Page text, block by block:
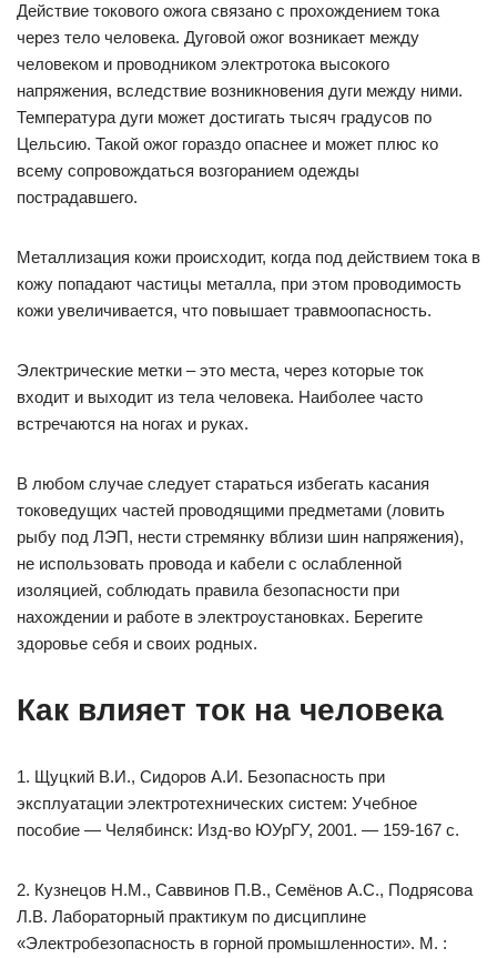
Действие токового ожога связано с прохождением тока
через тело человека. Дуговой ожог возникает между
человеком и проводником электротока высокого
напряжения, вследствие возникновения дуги между ними.
Температура дуги может достигать тысяч градусов по
Цельсию. Такой ожог гораздо опаснее и может плюс ко
всему сопровождаться возгоранием одежды
пострадавшего.
Металлизация кожи происходит, когда под действием тока в
кожу попадают частицы металла, при этом проводимость
кожи увеличивается, что повышает травмоопасность.
Электрические метки – это места, через которые ток
входит и выходит из тела человека. Наиболее часто
встречаются на ногах и руках.
В любом случае следует стараться избегать касания
токоведущих частей проводящими предметами (ловить
рыбу под ЛЭП, нести стремянку вблизи шин напряжения),
не использовать провода и кабели с ослабленной
изоляцией, соблюдать правила безопасности при
нахождении и работе в электроустановках. Берегите
здоровье себя и своих родных.
Как влияет ток на человека
1. Щуцкий В.И., Сидоров А.И. Безопасность при
эксплуатации электротехнических систем: Учебное
пособие — Челябинск: Изд-во ЮУрГУ, 2001. — 159-167 с.
2. Кузнецов Н.М., Саввинов П.В., Семёнов А.С., Подрясова
Л.В. Лабораторный практикум по дисциплине
«Электробезопасность в горной промышленности». М. :